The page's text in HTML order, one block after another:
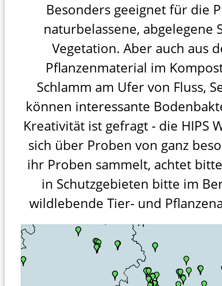
Besonders geeignet für die
naturbelassene, abgelegene
Vegetation. Aber auch aus
Pflanzenmaterial im
Schlamm am Ufer von Fluss,
können interessante
Kreativität ist gefragt - die HIPS
sich über Proben von ganz
ihr Proben sammelt, achtet
in Schutzgebieten bitte im
wildlebende Tier- und